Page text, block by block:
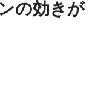
の効きが